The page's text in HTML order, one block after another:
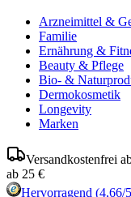
Arzneimittel &
Familie
Ernährung &
Beauty & Pflege
Bio- &
Dermokosmetik
Longevity
Marken
Versandkostenfrei
ab 25 €
Hervorragend (4,66/